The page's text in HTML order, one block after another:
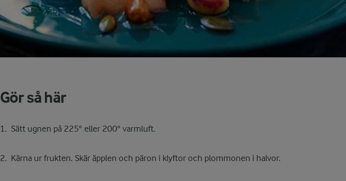
Gör så här
Sätt ugnen på 225° eller 200° varmluft.
Kärna ur frukten. Skär äpplen och päron i klyftor och plommonen i halvor.